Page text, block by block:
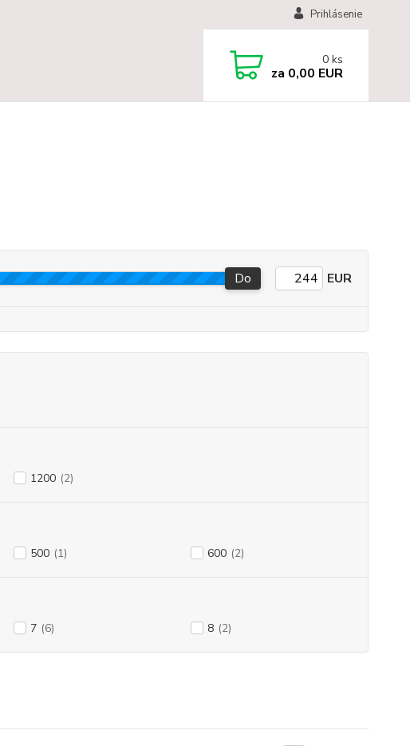
Prihlásenie
0 ks
za 0,00 EUR
Do EUR
1200 (2)
500 (1) 600 (2)
7 (6) 8 (2)